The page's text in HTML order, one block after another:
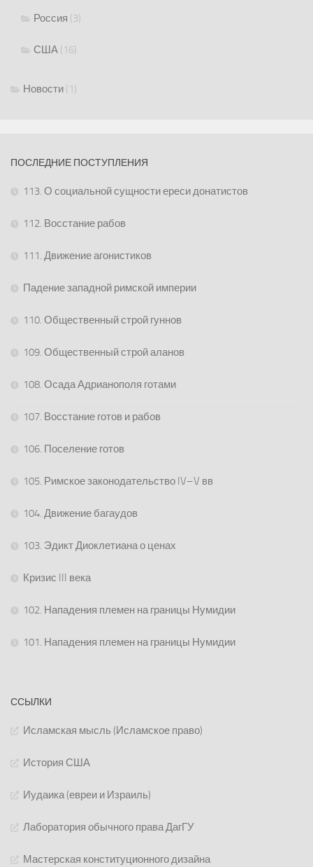
Россия (3)
США (16)
Новости (1)
ПОСЛЕДНИЕ ПОСТУПЛЕНИЯ
113. О социальной сущности ереси донатистов
112. Восстание рабов
111. Движение агонистиков
Падение западной римской империи
110. Общественный строй гуннов
109. Общественный строй аланов
108. Осада Адрианополя готами
107. Восстание готов и рабов
106. Поселение готов
105. Римское законодательство IV–V вв
104. Движение багаудов
103. Эдикт Диоклетиана о ценах
Кризис III века
102. Нападения племен на границы Нумидии
101. Нападения племен на границы Нумидии
ССЫЛКИ
Исламская мысль (Исламское право)
История США
Иудаика (евреи и Израиль)
Лаборатория обычного права ДагГУ
Мастерская конституционного дизайна